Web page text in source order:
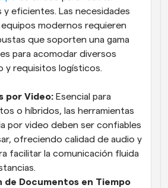
y eficientes. Las necesidades
modernos requieren
que soporten una gama
para acomodar diversos
y requisitos logísticos.
por Video: Esencial para
o híbridos, las herramientas
por video deben ser confiables
ofreciendo calidad de audio y
facilitar la comunicación fluida
de Documentos en Tiempo